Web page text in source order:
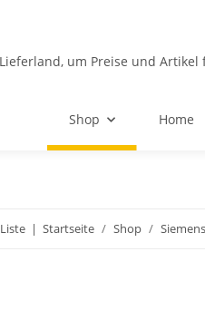
um Preise und
Shop Home
Startseite Shop Siemens